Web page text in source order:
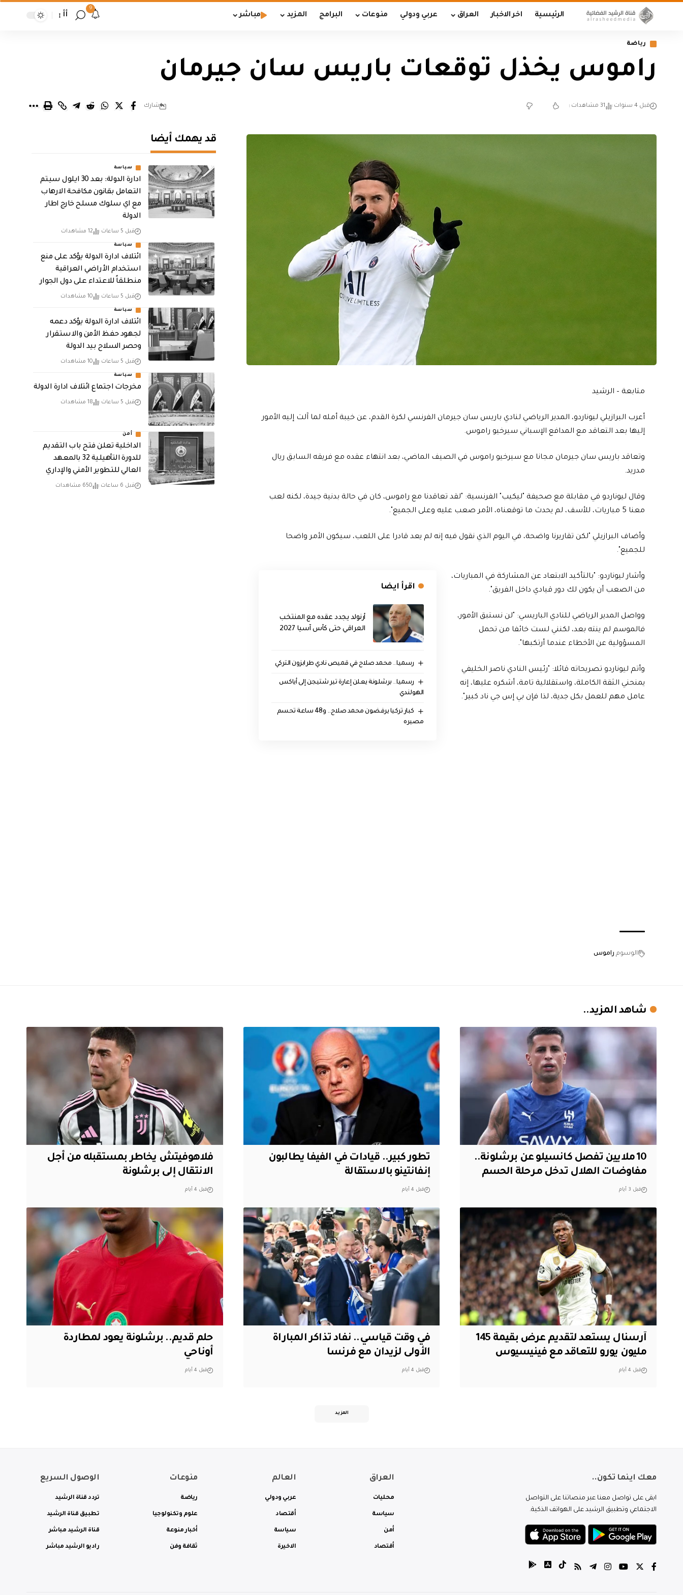
الرئيسية اخر الاخبار العراق عربي ودولي منوعات البرامج المزيد مباشر
9
أأ
رياضة
راموس يخذل توقعات باريس سان جيرمان
قبل 4 سنوات 31 مشاهدات شارك
متابعة – الرشيد
أعرب البرازيلي ليوناردو، المدير الرياضي لنادي باريس سان جيرمان الفرنسي لكرة القدم، عن خيبة أمله لما آلت إليه الأمور
إليها بعد التعاقد مع المدافع الإسباني سيرخيو راموس.
وتعاقد باريس سان جيرمان مجانا مع سيرخيو راموس في الصيف الماضي، بعد انتهاء عقده مع فريقه السابق ريال
مدريد.
وقال ليوناردو في مقابلة مع صحيفة "ليكيب" الفرنسية: "لقد تعاقدنا مع راموس، كان في حالة بدنية جيدة، لكنه لعب
معنا 5 مباريات، للأسف، لم يحدث ما توقعناه، الأمر صعب عليه وعلى الجميع".
وأضاف البرازيلي "لكن تقاريرنا واضحة، في اليوم الذي نقول فيه إنه لم يعد قادرا على اللعب، سيكون الأمر واضحا
للجميع".
اقرأ ايضا
أرنولد يجدد عقده مع المنتخب
العراقي حتى كأس آسيا 2027
رسميا.. محمد صلاح في قميص نادي طرابزون التركي
رسميا.. برشلونة يعلن إعارة تير شتيجن إلى أياكس
الهولندي
كبار تركيا يرفضون محمد صلاح.. و48 ساعة تحسم
مصيره
وأشار ليوناردو: "بالتأكيد الابتعاد عن المشاركة في المباريات،
من الصعب أن يكون لك دور قيادي داخل الفريق".
وواصل المدير الرياضي للنادي الباريسي: "لن نستبق الأمور،
فالموسم لم ينته بعد، لكنني لست خائفا من تحمل
المسؤولية عن الأخطاء عندما أرتكبها".
وأتم ليوناردو تصريحاته قائلا: "رئيس النادي ناصر الخليفي
يمنحني الثقة الكاملة، واستقلالية تامة، أشكره عليها، إنه
عامل مهم للعمل بكل جدية، لذا فإن بي إس جي ناد كبير".
الوسوم راموس
قد يهمك أيضا
سياسة
ادارة الدولة: بعد 30 ايلول سيتم
التعامل بقانون مكافحة الارهاب
مع اي سلوك مسلح خارج اطار
الدولة
قبل 5 ساعات 12 مشاهدات
سياسة
ائتلاف ادارة الدولة يؤكد على منع
استخدام الأراضي العراقية
منطلقاً للاعتداء على دول الجوار
قبل 5 ساعات 10 مشاهدات
سياسة
ائتلاف ادارة الدولة يؤكد دعمه
لجهود حفظ الأمن والاستقرار
وحصر السلاح بيد الدولة
قبل 5 ساعات 10 مشاهدات
سياسة
مخرجات اجتماع ائتلاف ادارة الدولة
قبل 5 ساعات 18 مشاهدات
أمن
الداخلية تعلن فتح باب التقديم
للدورة التأهيلية 32 بالمعهد
العالي للتطوير الأمني والإداري
قبل 6 ساعات 650 مشاهدات
شاهد المزيد..
10 ملايين تفصل كانسيلو عن برشلونة..
مفاوضات الهلال تدخل مرحلة الحسم
قبل 3 أيام
تطور كبير.. قيادات في الفيفا يطالبون
إنفانتينو بالاستقالة
قبل 4 أيام
فلاهوفيتش يخاطر بمستقبله من أجل
الانتقال إلى برشلونة
قبل 4 أيام
آرسنال يستعد لتقديم عرض بقيمة 145
مليون يورو للتعاقد مع فينيسيوس
قبل 4 أيام
في وقت قياسي.. نفاد تذاكر المباراة
الأولى لزيدان مع فرنسا
قبل 4 أيام
حلم قديم.. برشلونة يعود لمطاردة
أوناحي
قبل 4 أيام
المزيد
معك اينما تكون..
ابقى على تواصل معنا عبر منصاتنا على التواصل
الاجتماعي وتطبيق الرشيد على الهواتف الذكية.
العراق
محليات
سياسة
أمن
أقتصاد
العالم
عربي ودولي
أقتصاد
سياسة
الاخيرة
منوعات
رياضة
علوم وتكنولوجيا
أخبار منوعة
ثقافة وفن
الوصول السريع
تردد قناة الرشيد
تطبيق قناة الرشيد
قناة الرشيد مباشر
راديو الرشيد مباشر